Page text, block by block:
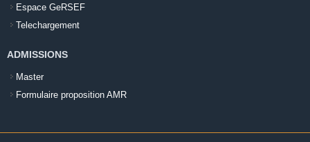
Espace GeRSEF
Telechargement
ADMISSIONS
Master
Formulaire proposition AMR